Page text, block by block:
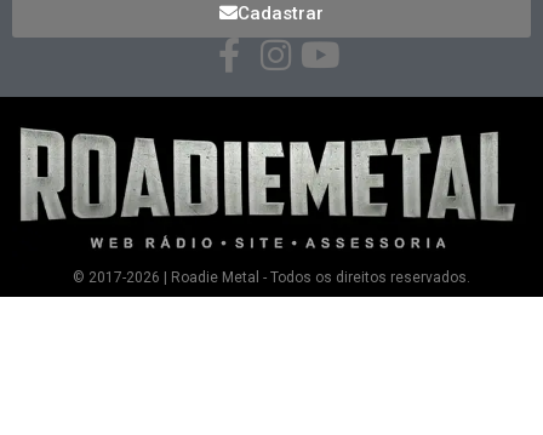
Cadastrar
© 2017-2026 | Roadie Metal - Todos os direitos reservados.